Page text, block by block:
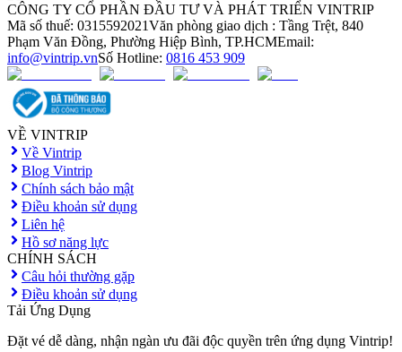
CÔNG TY CỔ PHẦN ĐẦU TƯ VÀ PHÁT TRIỂN VINTRIP
Mã số thuế: 0315592021Văn phòng giao dịch : Tầng Trệt, 840
Phạm Văn Đồng, Phường Hiệp Bình, TP.HCMEmail:
info@vintrip.vnSố Hotline: 0816 453 909
VỀ VINTRIP
Về Vintrip
Blog Vintrip
Chính sách bảo mật
Điều khoản sử dụng
Liên hệ
Hồ sơ năng lực
CHÍNH SÁCH
Câu hỏi thường gặp
Điều khoản sử dụng
Tải Ứng Dụng
Đặt vé dễ dàng, nhận ngàn ưu đãi độc quyền trên ứng dụng Vintrip!